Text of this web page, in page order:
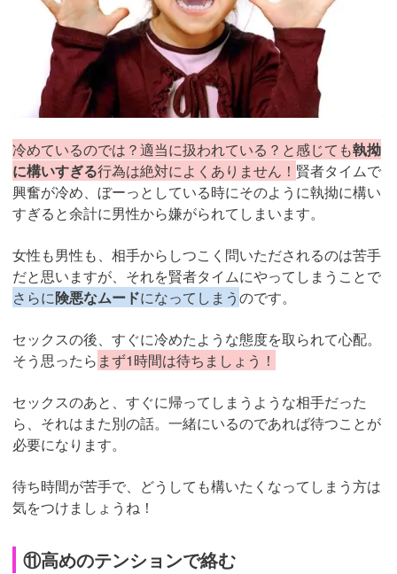
冷めているのでは？適当に扱われている？と感じても執拗
に構いすぎる行為は絶対によくありません！ 賢者タイムで
興奮が冷め、ぼーっとしている時にそのように執拗に構い
すぎると余計に男性から嫌がられてしまいます。
女性も男性も、相手からしつこく問いただされるのは苦手
だと思いますが、それを賢者タイムにやってしまうことで
さらに険悪なムードになってしまうのです。
セックスの後、すぐに冷めたような態度を取られて心配。
そう思ったら まず1時間は待ちましょう！
セックスのあと、すぐに帰ってしまうような相手だった
ら、それはまた別の話。一緒にいるのであれば待つことが
必要になります。
待ち時間が苦手で、どうしても構いたくなってしまう方は
気をつけましょうね！
⑪高めのテンションで絡む